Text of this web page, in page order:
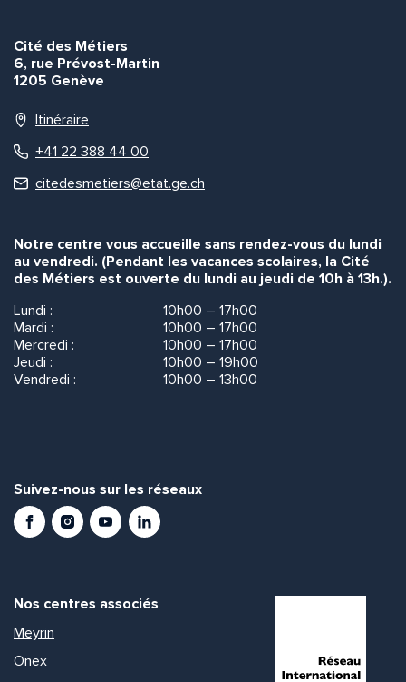
Cité des Métiers
6, rue Prévost-Martin
1205 Genève
Itinéraire
+41 22 388 44 00
citedesmetiers@etat.ge.ch
Notre centre vous accueille sans rendez-vous du lundi
au vendredi. (Pendant les vacances scolaires, la Cité
des Métiers est ouverte du lundi au jeudi de 10h à 13h.).
Lundi :
10h00 – 17h00
Mardi :
10h00 – 17h00
Mercredi :
10h00 – 17h00
Jeudi :
10h00 – 19h00
Vendredi :
10h00 – 13h00
Suivez-nous sur les réseaux
FacebookInstagramYoutubeLinkedIn
Nos centres associés
Meyrin
Onex